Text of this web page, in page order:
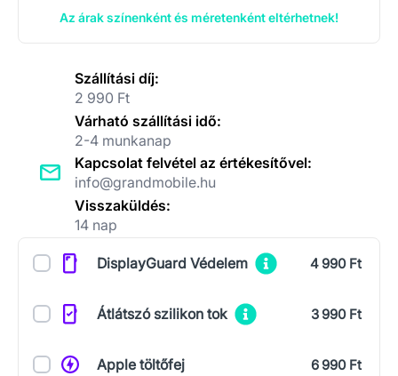
Az árak színenként és méretenként eltérhetnek!
Szállítási díj:
2 990 Ft
Várható szállítási idő:
2-4 munkanap
Kapcsolat felvétel az értékesítővel:
info@grandmobile.hu
Visszaküldés:
14 nap
KiegészítőkDisplayGuard Védelem 4 990 Ft
Átlátszó szilikon tok 3 990 Ft
Apple töltőfej 6 990 Ft